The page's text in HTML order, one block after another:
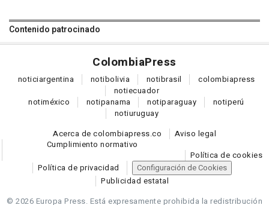
Contenido patrocinado
ColombiaPress
noticiargentina notibolivia notibrasil colombiapress
notiecuador
notiméxico notipanama notiparaguay notiperú
notiuruguay
Acerca de colombiapress.co
Aviso legal
Cumplimiento normativo
Política de cookies
Política de privacidad
Configuración de Cookies
Publicidad estatal
© 2026 Europa Press. Está expresamente prohibida la redistribución